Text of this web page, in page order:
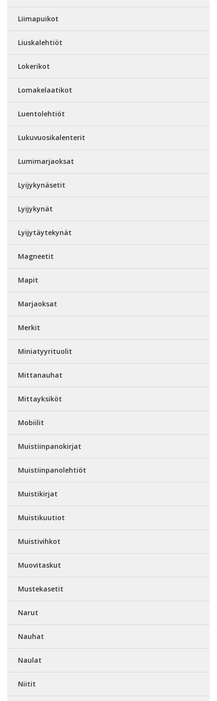
Liimapuikot
Liuskalehtiöt
Lokerikot
Lomakelaatikot
Luentolehtiöt
Lukuvuosikalenterit
Lumimarjaoksat
Lyijykynäsetit
Lyijykynät
Lyijytäytekynät
Magneetit
Mapit
Marjaoksat
Merkit
Miniatyyrituolit
Mittanauhat
Mittayksiköt
Mobiilit
Muistiinpanokirjat
Muistiinpanolehtiöt
Muistikirjat
Muistikuutiot
Muistivihkot
Muovitaskut
Mustekasetit
Narut
Nauhat
Naulat
Niitit